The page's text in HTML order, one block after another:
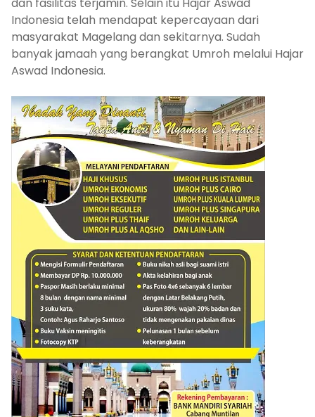
dan fasilitas terjamin. Selain itu Hajar Aswad
Indonesia telah mendapat kepercayaan dari
masyarakat Magelang dan sekitarnya. Sudah
banyak jamaah yang berangkat Umroh melalui Hajar
Aswad Indonesia.